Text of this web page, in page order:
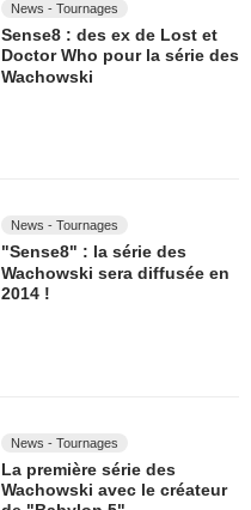
News - Tournages
Sense8 : des ex de Lost et
Doctor Who pour la série des
Wachowski
News - Tournages
"Sense8" : la série des
Wachowski sera diffusée en
2014 !
News - Tournages
La première série des
Wachowski avec le créateur